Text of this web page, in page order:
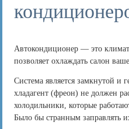
Автокондиционер — это
позволяет охлаждать салон
Система является замкнутой и
хладагент (фреон) не должен
холодильники, которые
Было бы странным заправлять